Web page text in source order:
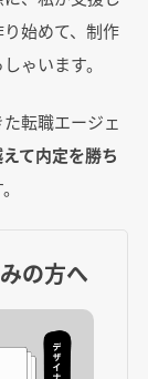
始めて、制作
ゃいます。
転職エージェ
て内定を勝ち
の方へ